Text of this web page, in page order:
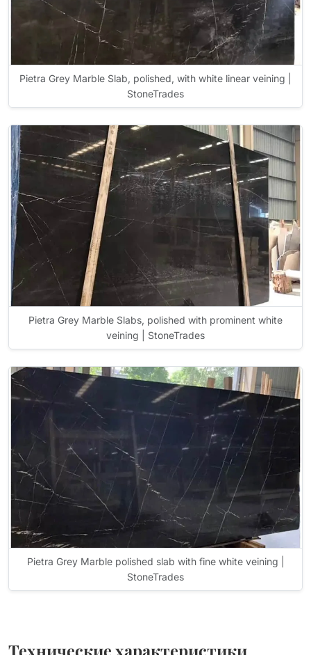
Pietra Grey Marble Slab, polished, with white linear veining |
StoneTrades
Pietra Grey Marble Slabs, polished with prominent white
veining | StoneTrades
Pietra Grey Marble polished slab with fine white veining |
StoneTrades